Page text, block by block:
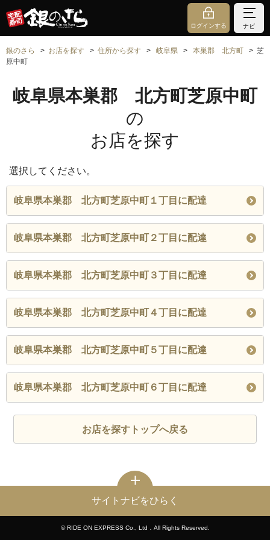
ログインする ナビ
銀のさら お店を探す 住所から探す 岐阜県 本巣郡 北方町
芝
原中町
岐阜県本巣郡 北方町芝原中町
の
お店を探す
選択してください。
岐阜県本巣郡 北方町芝原中町１丁目に配達
岐阜県本巣郡 北方町芝原中町２丁目に配達
岐阜県本巣郡 北方町芝原中町３丁目に配達
岐阜県本巣郡 北方町芝原中町４丁目に配達
岐阜県本巣郡 北方町芝原中町５丁目に配達
岐阜県本巣郡 北方町芝原中町６丁目に配達
お店を探すトップへ戻る
サイトナビをひらく
© RIDE ON EXPRESS Co., Ltd．All Rights Reserved.